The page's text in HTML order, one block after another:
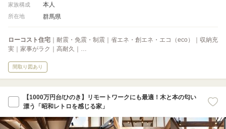
家族構成 本人
所在地 群馬県
ローコスト住宅 ｜耐震・免震・制震｜省エネ・創エネ・エコ（eco）｜収納充
実｜家事がラク｜高耐久｜…
間取り図あり
【1000万円台/ひのき】リモートワークにも最適！木と本の匂い
漂う「昭和レトロを感じる家」